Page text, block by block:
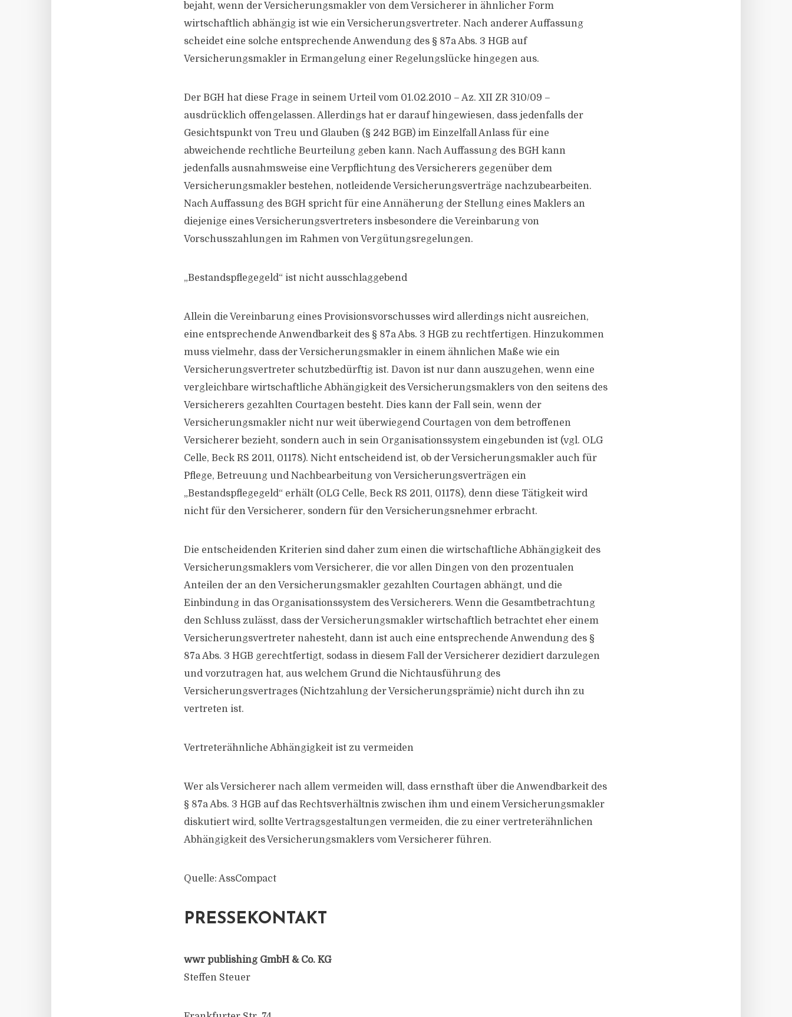
bejaht, wenn der Versicherungsmakler von dem Versicherer in ähnlicher Form
wirtschaftlich abhängig ist wie ein Versicherungsvertreter. Nach anderer Auffassung
scheidet eine solche entsprechende Anwendung des § 87a Abs. 3 HGB auf
Versicherungsmakler in Ermangelung einer Regelungslücke hingegen aus.
Der BGH hat diese Frage in seinem Urteil vom 01.02.2010 – Az. XII ZR 310/09 –
ausdrücklich offengelassen. Allerdings hat er darauf hingewiesen, dass jedenfalls der
Gesichtspunkt von Treu und Glauben (§ 242 BGB) im Einzelfall Anlass für eine
abweichende rechtliche Beurteilung geben kann. Nach Auffassung des BGH kann
jedenfalls ausnahmsweise eine Verpflichtung des Versicherers gegenüber dem
Versicherungsmakler bestehen, notleidende Versicherungsverträge nachzubearbeiten.
Nach Auffassung des BGH spricht für eine Annäherung der Stellung eines Maklers an
diejenige eines Versicherungsvertreters insbesondere die Vereinbarung von
Vorschusszahlungen im Rahmen von Vergütungsregelungen.
„Bestandspflegegeld“ ist nicht ausschlaggebend
Allein die Vereinbarung eines Provisions­vorschusses wird allerdings nicht ausreichen,
eine entsprechende Anwendbarkeit des § 87a Abs. 3 HGB zu rechtfertigen. Hinzukommen
muss vielmehr, dass der Versicherungsmakler in einem ähnlichen Maße wie ein
Versicherungsvertreter schutzbedürftig ist. Davon ist nur dann auszugehen, wenn eine
vergleichbare wirtschaftliche Abhängigkeit des Versicherungsmaklers von den seitens des
Versicherers gezahlten Courtagen besteht. Dies kann der Fall sein, wenn der
Versicherungsmakler nicht nur weit überwiegend Courtagen von dem betroffenen
Versicherer bezieht, sondern auch in sein Organisationssystem eingebunden ist (vgl. OLG
Celle, Beck RS 2011, 01178). Nicht entscheidend ist, ob der Ver­sicherungsmakler auch für
Pflege, Betreuung und Nachbearbeitung von Versicherungsverträgen ein
„Bestandspflegegeld“ erhält (OLG Celle, Beck RS 2011, 01178), denn diese Tätigkeit wird
nicht für den Versicherer, sondern für den Versicherungsnehmer erbracht.
Die entscheidenden Kriterien sind daher zum einen die wirtschaftliche Abhängigkeit des
Versicherungsmaklers vom Versicherer, die vor allen Dingen von den prozentualen
Anteilen der an den Versicherungsmakler gezahlten Courtagen abhängt, und die
Einbindung in das Organisationssystem des Versicherers. Wenn die Gesamtbetrachtung
den Schluss zulässt, dass der Versicherungsmakler wirtschaftlich betrachtet eher einem
Versicherungsvertreter nahesteht, dann ist auch eine entsprechende Anwendung des §
87a Abs. 3 HGB gerechtfertigt, sodass in diesem Fall der Versicherer dezidiert darzulegen
und vorzutragen hat, aus welchem Grund die Nichtausführung des
Versicherungsvertrages (Nichtzahlung der Versicherungsprämie) nicht durch ihn zu
vertreten ist.
Vertreterähnliche Abhängigkeit ist zu vermeiden
Wer als Versicherer nach allem vermeiden will, dass ernsthaft über die Anwendbarkeit des
§ 87a Abs. 3 HGB auf das Rechtsverhältnis zwischen ihm und einem Versicherungsmakler
diskutiert wird, sollte Vertragsgestaltungen vermeiden, die zu einer vertreterähnlichen
Abhängigkeit des Versicherungsmaklers vom Versicherer führen.
Quelle: AssCompact
PRESSEKONTAKT
wwr publishing GmbH & Co. KG
Steffen Steuer